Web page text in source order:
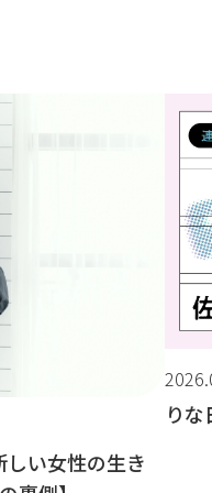
い女性の生き
り